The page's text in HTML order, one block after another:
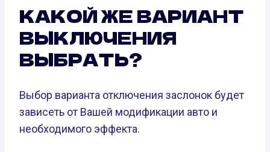
КАКОЙ ЖЕ ВАРИАНТ
ВЫКЛЮЧЕНИЯ
ВЫБРАТЬ?
Выбор варианта отключения заслонок будет
зависеть от Вашей модификации авто и
необходимого эффекта.